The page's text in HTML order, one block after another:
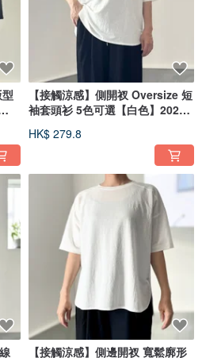
【接觸涼感】側開衩 Oversize 短
袖套頭衫 5色可選【白色】2025
HK$ 279.8
【接觸涼感】側邊開衩 寬鬆廓形